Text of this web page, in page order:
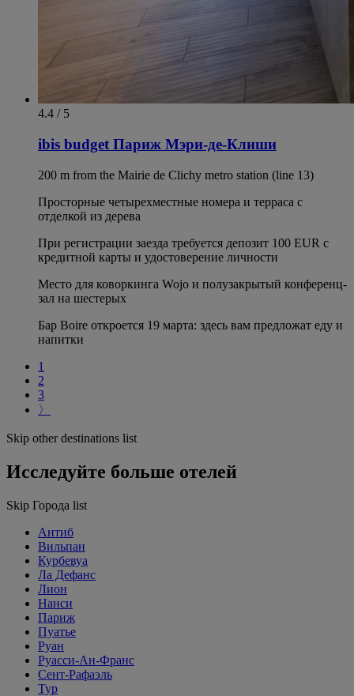
4.4 / 5
ibis budget Париж Мэри-де-Клиши
200 m from the Mairie de Clichy metro station (line 13)
Просторные четырехместные номера и терраса с
отделкой из дерева
При регистрации заезда требуется депозит 100 EUR с
кредитной карты и удостоверение личности
Место для коворкинга Wojo и полузакрытый конференц-
зал на шестерых
Бар Boire откроется 19 марта: здесь вам предложат еду и
напитки
1
2
3
〉
Skip other destinations list
Исследуйте больше отелей
Skip Города list
Антиб
Вильпан
Курбевуа
Ла Дефанс
Лион
Нанси
Париж
Пуатье
Руан
Руасси-Ан-Франс
Сент-Рафаэль
Тур